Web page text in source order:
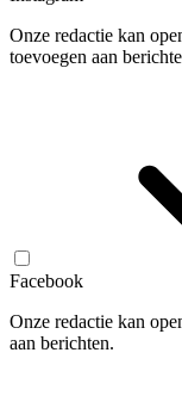
Onze redactie kan
toevoegen aan
Facebook
Onze redactie kan
aan berichten.